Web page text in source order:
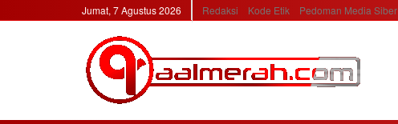
Jumat, 7 Agustus 2026 Redaksi Kode Etik Pedoman Media Siber